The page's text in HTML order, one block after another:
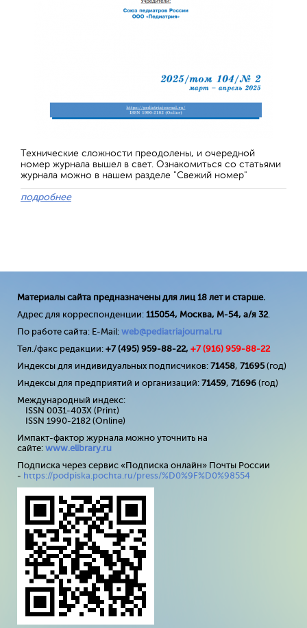
Технические сложности преодолены, и очередной
номер журнала вышел в свет. Ознакомиться со статьями
журнала можно в нашем разделе "Свежий номер"
подробнее
Материалы сайта предназначены для лиц 18 лет и старше.
Адрес для корреспонденции: 115054, Москва, М-54, а/я 32.
По работе сайта: E-Mail: web@pediatriajournal.ru
Тел./факс редакции: +7 (495) 959-88-22, +7 (916) 959-88-22
Индексы для индивидуальных подписчиков: 71458, 71695(год)
Индексы для предприятий и организаций: 71459, 71696 (год)
Международный индекс:
ISSN 0031-403X (Print)
ISSN 1990-2182 (Online)
Импакт-фактор журнала можно уточнить на
сайте: www.elibrary.ru
Подписка через сервис «Подписка онлайн» Почты России
- https://podpiska.pochta.ru/press/%D0%9F%D0%98554